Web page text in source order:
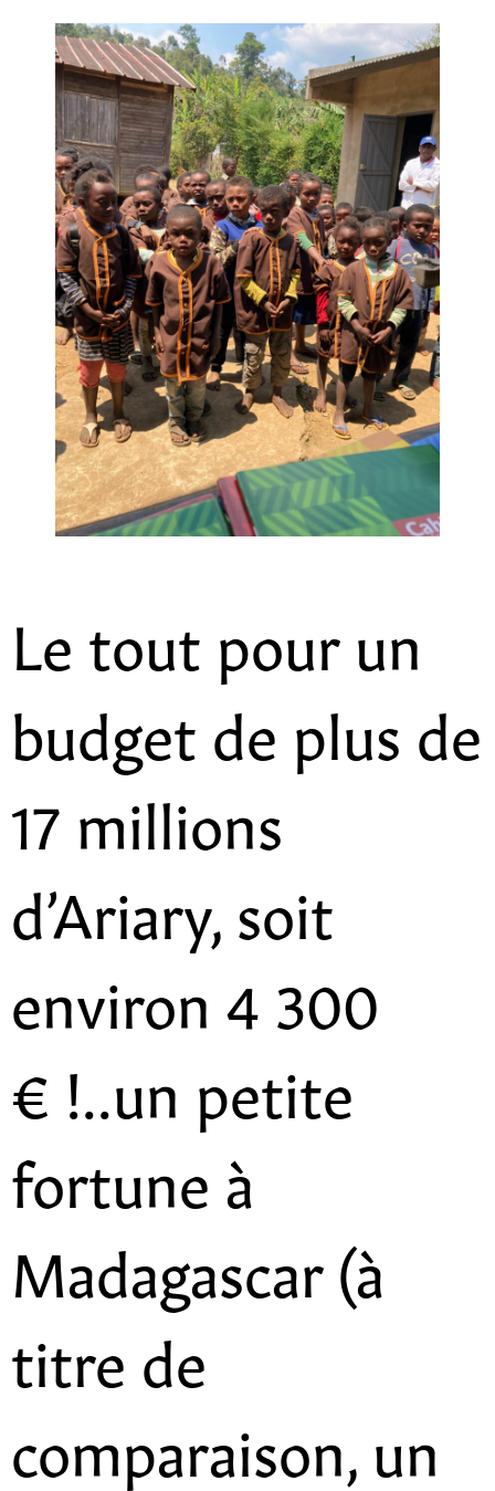
Le tout pour un
budget de plus de
17 millions
d’Ariary, soit
environ 4 300
€ !..un petite
fortune à
Madagascar (à
titre de
comparaison, un